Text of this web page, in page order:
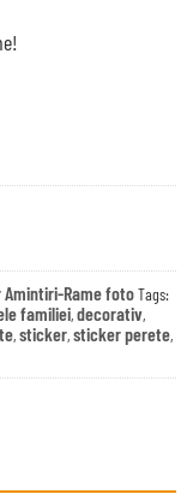
Rame fotoTags:
familiei,decorativ,
,sticker,sticker perete,